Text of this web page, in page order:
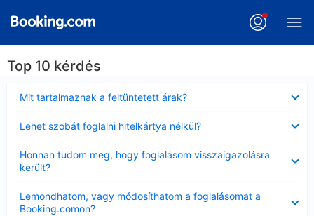
Top 10 kérdés
Mit tartalmaznak a feltüntetett árak?
Lehet szobát foglalni hitelkártya nélkül?
Honnan tudom meg, hogy foglalásom visszaigazolásra
került?
Lemondhatom, vagy módosíthatom a foglalásomat a
Booking.comon?